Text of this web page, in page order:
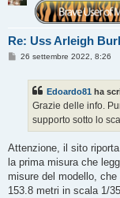
Re: Uss Arleigh
M26 settembre 2022, 8:26
Edoardo81 ha
Grazie delle info.
supporto sotto lo
Attenzione, il sito
la prima misura che
misure del modello, che
153.8 metri in scala 1/